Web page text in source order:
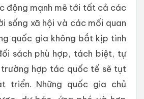
động mạnh mẽ tới tất cả các
sống xã hội và các mối quan
quốc gia không bắt kịp tình
sách phù hợp, tách biệt, tự
hợp tác quốc tế sẽ tụt
triển. Những quốc gia chủ